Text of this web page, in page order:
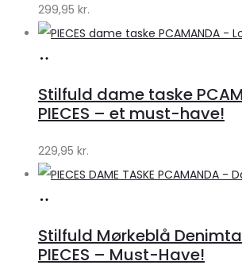
299,95 kr.
Klædeskabet.dk
Stilfuld dame taske
PIECES – et must-have!
229,95 kr.
Klædeskabet.dk
Stilfuld Mørkeblå
PIECES – Must-Have!